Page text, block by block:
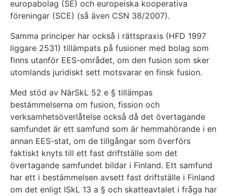
europabolag (SE) och europeiska kooperativa
föreningar (SCE) (så även CSN 38/2007).
Samma principer har också i rättspraxis (HFD 1997
liggare 2531) tillämpats på fusioner med bolag som
finns utanför EES-området, om den fusion som sker
utomlands juridiskt sett motsvarar en finsk fusion.
Med stöd av NärSkL 52 e § tillämpas
bestämmelserna om fusion, fission och
verksamhetsöverlåtelse också då det övertagande
samfundet är ett samfund som är hemmahörande i en
annan EES-stat, om de tillgångar som överförs
faktiskt knyts till ett fast driftställe som det
övertagande samfundet bildar i Finland. Ett samfund
har ett i bestämmelsen avsett fast driftställe i Finland
om det enligt ISkL 13 a § och skatteavtalet i fråga har